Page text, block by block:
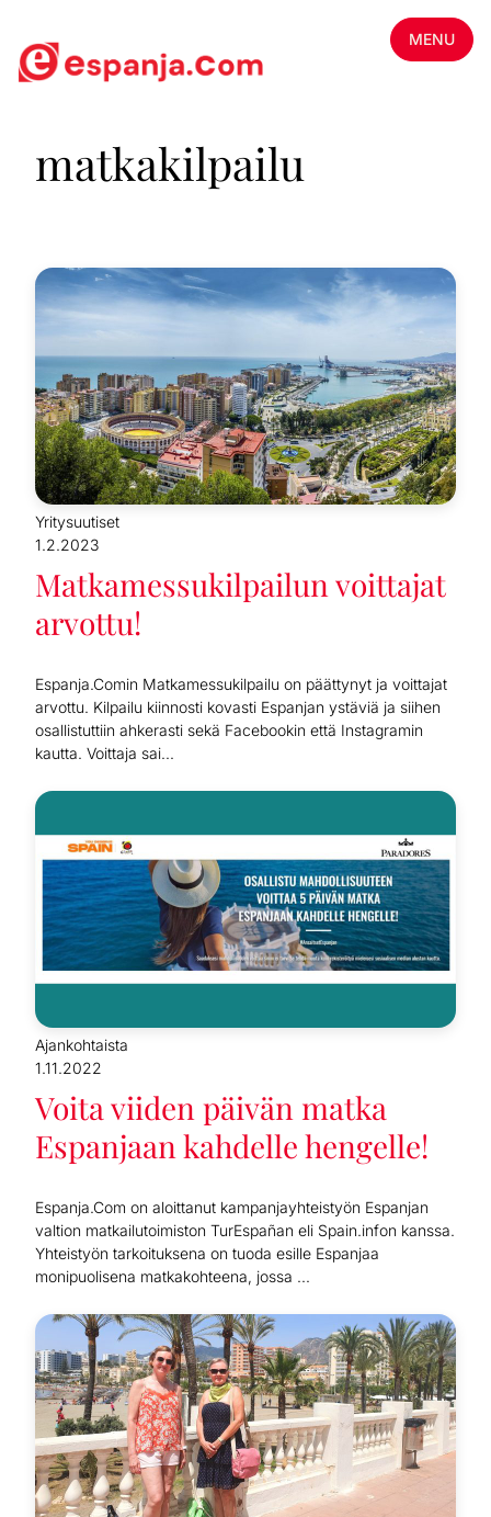
MENU
matkakilpailu
Yritysuutiset
1.2.2023
Matkamessukilpailun voittajat
arvottu!
Espanja.Comin Matkamessukilpailu on päättynyt ja voittajat
arvottu. Kilpailu kiinnosti kovasti Espanjan ystäviä ja siihen
osallistuttiin ahkerasti sekä Facebookin että Instagramin
kautta. Voittaja sai...
Ajankohtaista
1.11.2022
Voita viiden päivän matka
Espanjaan kahdelle hengelle!
Espanja.Com on aloittanut kampanjayhteistyön Espanjan
valtion matkailutoimiston TurEspañan eli Spain.infon kanssa.
Yhteistyön tarkoituksena on tuoda esille Espanjaa
monipuolisena matkakohteena, jossa ...